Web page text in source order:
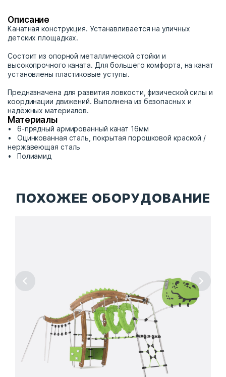
Описание
Канатная конструкция. Устанавливается на уличных
детских площадках.
Состоит из опорной металлической стойки и
высокопрочного каната. Для большего комфорта, на канат
установлены пластиковые уступы.
Предназначена для развития ловкости, физической силы и
координации движений. Выполнена из безопасных и
надёжных материалов.
Материалы
6-прядный армированный канат 16мм
Оцинкованная сталь, покрытая порошковой краской /
нержавеющая сталь
Полиамид
ПОХОЖЕЕ ОБОРУДОВАНИЕ